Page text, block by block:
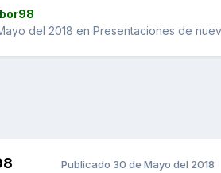
del 2018 en Presentaciones de
Publicado 30 de Mayo del 2018